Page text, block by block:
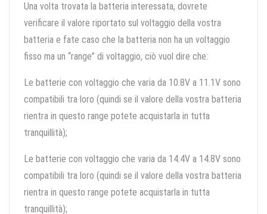
Una volta trovata la batteria interessata, dovrete
verificare il valore riportato sul voltaggio della vostra
batteria e fate caso che la batteria non ha un voltaggio
fisso ma un “range” di voltaggio, ciò vuol dire che:
Le batterie con voltaggio che varia da 10.8V a 11.1V sono
compatibili tra loro (quindi se il valore della vostra batteria
rientra in questo range potete acquistarla in tutta
tranquillità);
Le batterie con voltaggio che varia da 14.4V a 14.8V sono
compatibili tra loro (quindi se il valore della vostra batteria
rientra in questo range potete acquistarla in tutta
tranquillità);